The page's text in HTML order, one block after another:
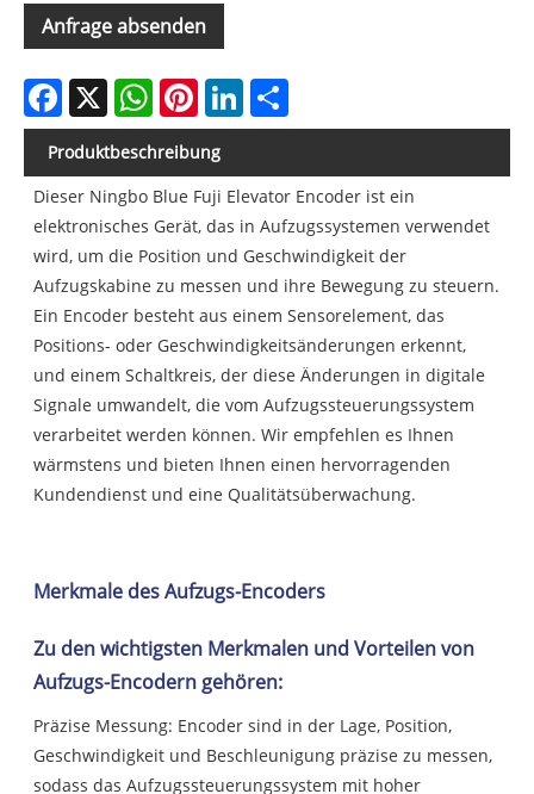
Anfrage absenden
Facebook
X WhatsAppPinterestLinkedIn
Produktbeschreibung
Dieser Ningbo Blue Fuji Elevator Encoder ist ein
elektronisches Gerät, das in Aufzugssystemen verwendet
wird, um die Position und Geschwindigkeit der
Aufzugskabine zu messen und ihre Bewegung zu steuern.
Ein Encoder besteht aus einem Sensorelement, das
Positions- oder Geschwindigkeitsänderungen erkennt,
und einem Schaltkreis, der diese Änderungen in digitale
Signale umwandelt, die vom Aufzugssteuerungssystem
verarbeitet werden können. Wir empfehlen es Ihnen
wärmstens und bieten Ihnen einen hervorragenden
Kundendienst und eine Qualitätsüberwachung.
Merkmale des Aufzugs-Encoders
Zu den wichtigsten Merkmalen und Vorteilen von
Aufzugs-Encodern gehören:
Präzise Messung: Encoder sind in der Lage, Position,
Geschwindigkeit und Beschleunigung präzise zu messen,
sodass das Aufzugssteuerungssystem mit hoher